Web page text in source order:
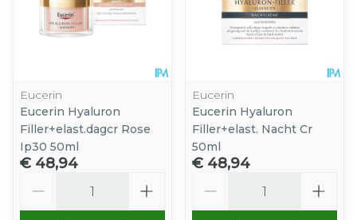
Eucerin
Eucerin Hyaluron
Filler+elast.dagcr Rose
Ip30 50ml
€ 48,94
Eucerin
Eucerin Hyaluron
Filler+elast. Nacht Cr
50ml
€ 48,94